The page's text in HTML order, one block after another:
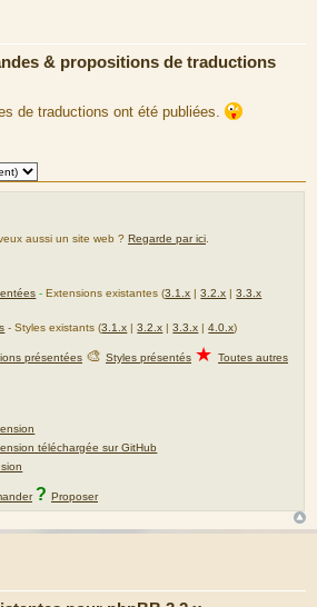
& propositions de traductions
de traductions ont été publiées.
aussi un site web ? Regarde par ici
-Extensions existantes (3.1.x |3.2.x |3.3.x
- Styles existants (3.1.x |3.2.x |3.3.x |4.0.x)
présentées 🎨 Styles présentés ★ Toutes autres
téléchargée sur GitHub
? Proposer